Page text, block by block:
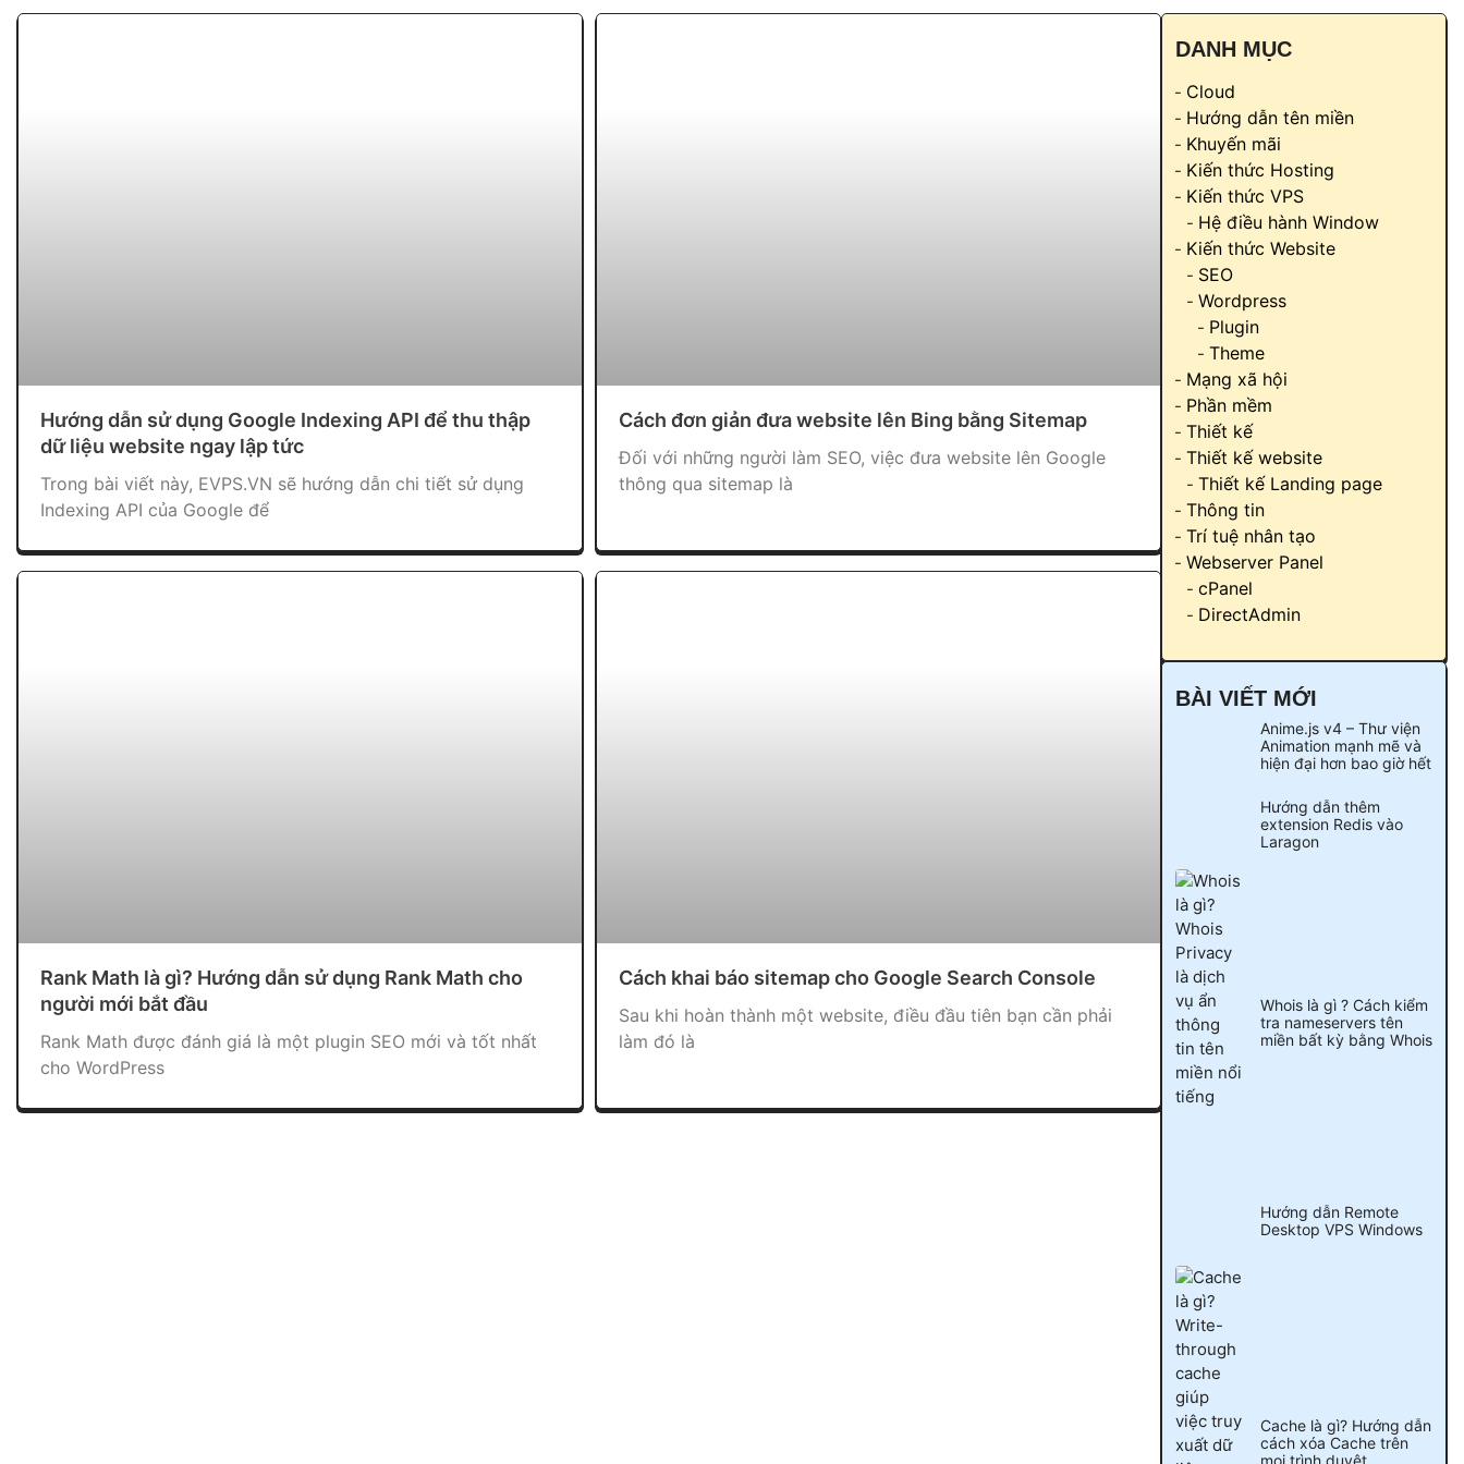
Hướng dẫn sử dụng Google Indexing API để thu thập
dữ liệu website ngay lập tức
Trong bài viết này, EVPS.VN sẽ hướng dẫn chi tiết sử dụng
Indexing API của Google để
Cách đơn giản đưa website lên Bing bằng Sitemap
Đối với những người làm SEO, việc đưa website lên Google
thông qua sitemap là
Rank Math là gì? Hướng dẫn sử dụng Rank Math cho
người mới bắt đầu
Rank Math được đánh giá là một plugin SEO mới và tốt nhất
cho WordPress
Cách khai báo sitemap cho Google Search Console
Sau khi hoàn thành một website, điều đầu tiên bạn cần phải
làm đó là
DANH MỤC
Cloud
Hướng dẫn tên miền
Khuyến mãi
Kiến thức Hosting
Kiến thức VPS
Hệ điều hành Window
Kiến thức Website
SEO
Wordpress
Plugin
Theme
Mạng xã hội
Phần mềm
Thiết kế
Thiết kế website
Thiết kế Landing page
Thông tin
Trí tuệ nhân tạo
Webserver Panel
cPanel
DirectAdmin
BÀI VIẾT MỚI
Anime.js v4 – Thư viện
Animation mạnh mẽ và
hiện đại hơn bao giờ hết
Hướng dẫn thêm
extension Redis vào
Laragon
Whois là gì ? Cách kiểm
tra nameservers tên
miền bất kỳ bằng Whois
Hướng dẫn Remote
Desktop VPS Windows
Cache là gì? Hướng dẫn
cách xóa Cache trên
mọi trình duyệt